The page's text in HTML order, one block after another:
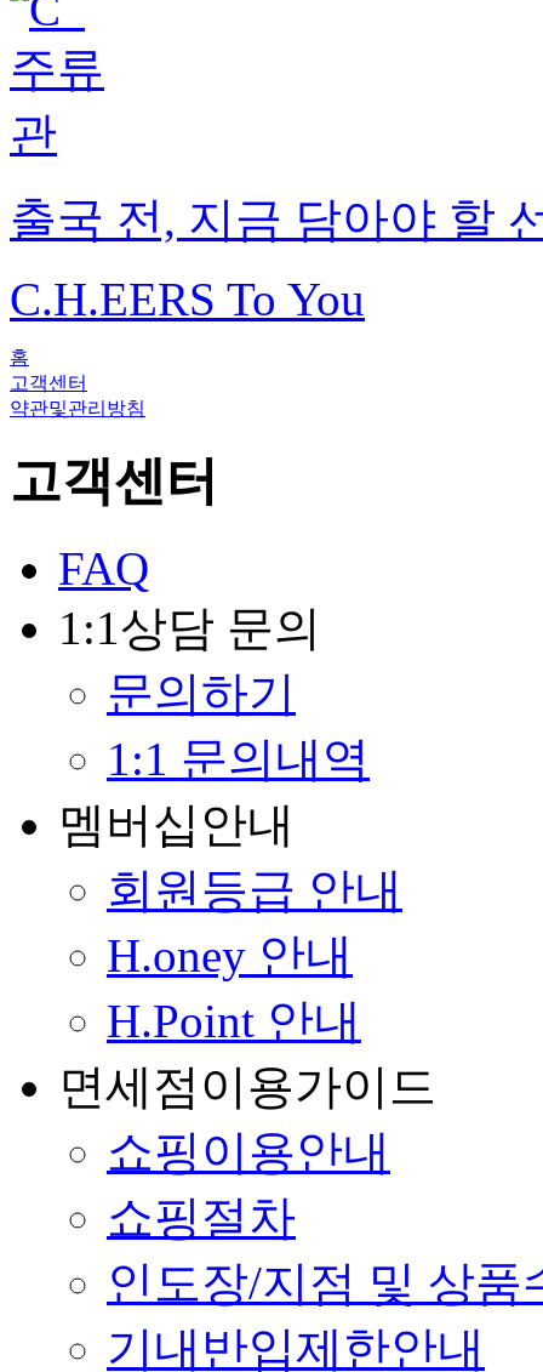
출국 전, 지금 담아야 할
C.H.EERS To You
홈
고객센터
약관및관리방침
고객센터
FAQ
1:1상담 문의
문의하기
1:1 문의내역
멤버십안내
회원등급 안내
H.oney 안내
H.Point 안내
면세점이용가이드
쇼핑이용안내
쇼핑절차
인도장/지점 및 상품
기내반입제한안내